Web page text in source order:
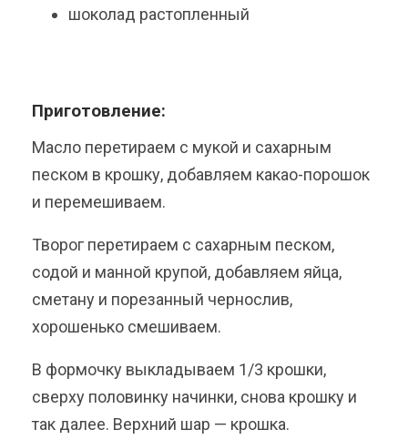
шоколад растопленный
Приготовление:
Масло перетираем с мукой и сахарным
песком в крошку, добавляем какао-порошок
и перемешиваем.
Творог перетираем с сахарным песком,
содой и манной крупой, добавляем яйца,
сметану и порезанный чернослив,
хорошенько смешиваем.
В формочку выкладываем 1/3 крошки,
сверху половинку начинки, снова крошку и
так далее. Верхний шар — крошка.